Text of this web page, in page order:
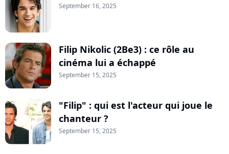
September 16, 2025
Filip Nikolic (2Be3) : ce rôle au
cinéma lui a échappé
September 15, 2025
"Filip" : qui est l'acteur qui joue le
chanteur ?
September 15, 2025